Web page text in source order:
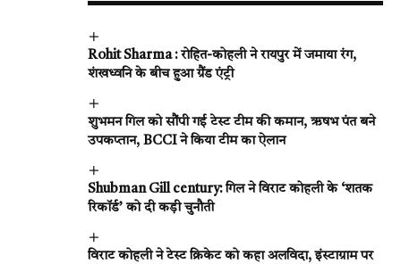
Rohit Sharma : रोहित-कोहली ने रायपुर में जमाया रंग,
शंखध्वनि के बीच हुआ ग्रैंड एंट्री
शुभमन गिल को सौंपी गई टेस्ट टीम की कमान, ऋषभ पंत बने
उपकप्तान, BCCI ने किया टीम का ऐलान
Shubman Gill century: गिल ने विराट कोहली के ‘शतक
रिकॉर्ड’ को दी कड़ी चुनौती
विराट कोहली ने टेस्ट क्रिकेट को कहा अलविदा, इंस्टाग्राम पर